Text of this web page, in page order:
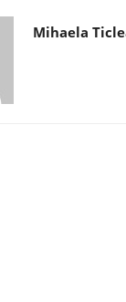
Mihaela